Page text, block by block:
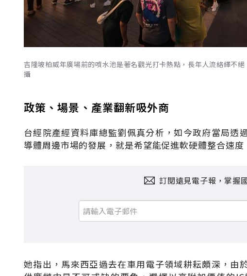
吉隆坡柏威年廣場前的噴水池是著名觀光打卡熱點，長年人流絡繹不
攝
政策、場景、產業翻新吸外商
台經院產經資料庫總監劉佩真分析，如今政府當局透
導體周邊市場的發展，就是希望能促進軟硬體整合速度
訂閱遠見電子報，掌握
她指出，馬來西亞過去在車用電子領域耕耘頗深，由